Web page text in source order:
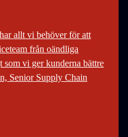
allt vi behöver för att
från oändliga
vi ger kunderna bättre
Senior Supply Chain